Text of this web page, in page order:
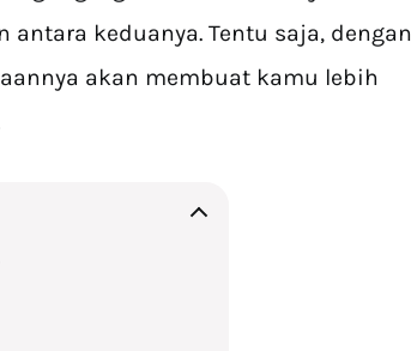
antara keduanya. Tentu saja, dengan
akan membuat kamu lebih